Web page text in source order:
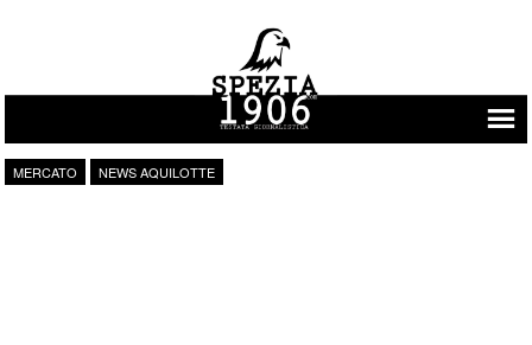
Vai al contenuto
MERCATO NEWS AQUILOTTE